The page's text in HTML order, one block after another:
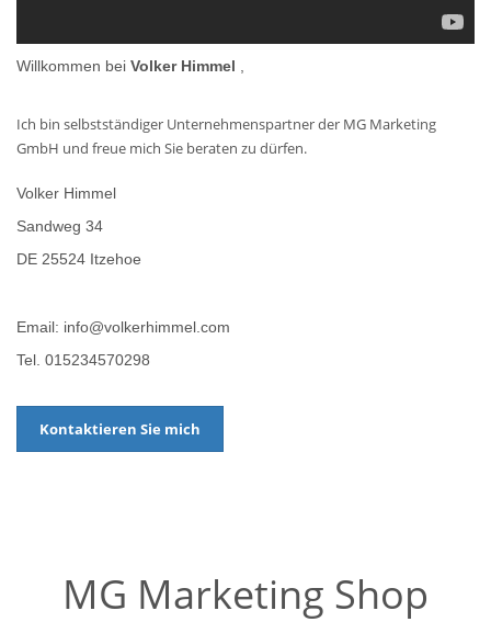
Willkommen bei Volker Himmel
Ich bin selbstständiger Unternehmenspartner der MG Marketing
GmbH und freue mich Sie beraten zu dürfen.
Volker Himmel
Sandweg 34
DE 25524 Itzehoe
Email: info@volkerhimmel.com
Tel. 015234570298
Kontaktieren Sie mich
MG Marketing Shop